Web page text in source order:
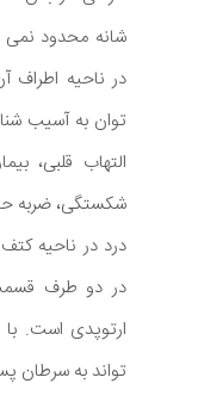
شانه محدود نمی
در ناحیه اطراف
توان به آسیب
التهاب قلبی،
شکستگی، ضربه
درد در ناحیه
در دو طرف
ارتوپدی است.
تواند به سرطان